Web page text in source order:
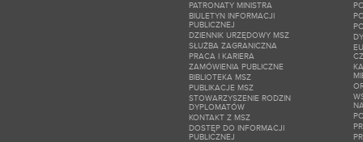
PATRONATY MINISTRA
BIULETYN INFORMACJI
PUBLICZNEJ
DZIENNIK URZĘDOWY MSZ
SŁUŻBA ZAGRANICZNA
PRACA I KARIERA
ZAMÓWIENIA PUBLICZNE
BIBLIOTEKA MSZ
PUBLIKACJE MSZ
STOWARZYSZENIE RODZIN
DYPLOMATÓW
KONTAKT Z MSZ
DOSTĘP DO INFORMACJI
PUBLICZNEJ